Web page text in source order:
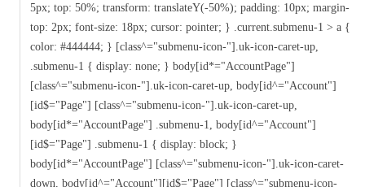
5px; top: 50%; transform: translateY(-50%); padding: 10px; margin-
top: 2px; font-size: 18px; cursor: pointer; } .current.submenu-1 > a {
color: #444444; } [class^="submenu-icon-"].uk-icon-caret-up,
.submenu-1 { display: none; } body[id*="AccountPage"]
[class^="submenu-icon-"].uk-icon-caret-up, body[id^="Account"]
[id$="Page"] [class^="submenu-icon-"].uk-icon-caret-up,
body[id*="AccountPage"] .submenu-1, body[id^="Account"]
[id$="Page"] .submenu-1 { display: block; }
body[id*="AccountPage"] [class^="submenu-icon-"].uk-icon-caret-
down, body[id^="Account"][id$="Page"] [class^="submenu-icon-